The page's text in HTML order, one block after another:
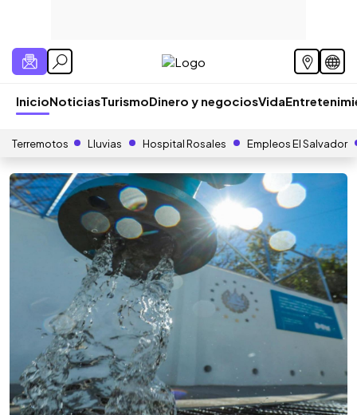
InicioNoticiasTurismoDinero y negociosVida
Terremotos Lluvias Hospital Rosales Empleos El Salvador